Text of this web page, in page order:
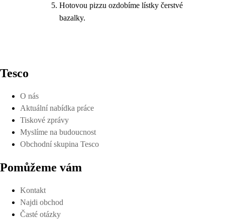
Hotovou pizzu ozdobíme lístky čerstvé
bazalky.
Tesco
O nás
Aktuální nabídka práce
Tiskové zprávy
Myslíme na budoucnost
Obchodní skupina Tesco
Pomůžeme vám
Kontakt
Najdi obchod
Časté otázky